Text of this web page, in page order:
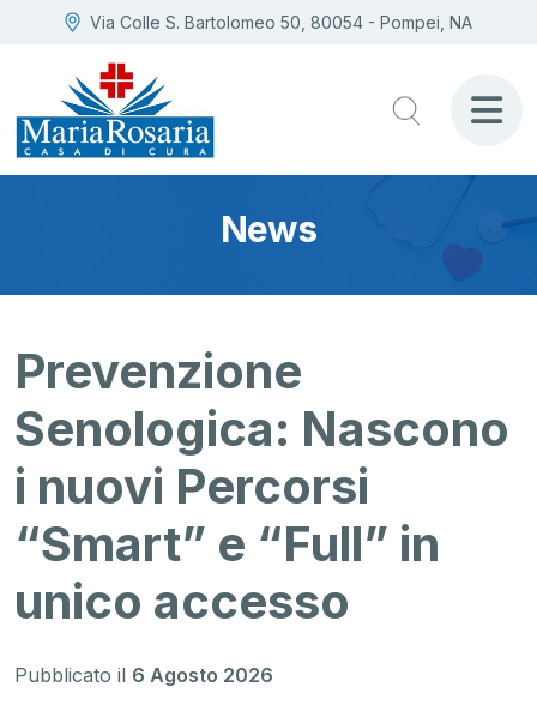
Via Colle S. Bartolomeo 50, 80054 - Pompei, NA
News
Prevenzione
Senologica: Nascono
i nuovi Percorsi
“Smart” e “Full” in
unico accesso
Pubblicato il 6 Agosto 2026